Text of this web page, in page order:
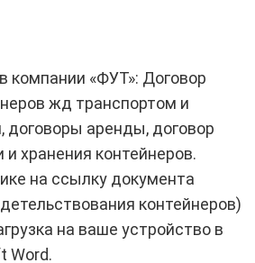
компании «ФУТ»: Договор
жд транспортом и
договоры аренды, договор
хранения контейнеров.
на ссылку документа
контейнеров)
на ваше устройство в
Word.